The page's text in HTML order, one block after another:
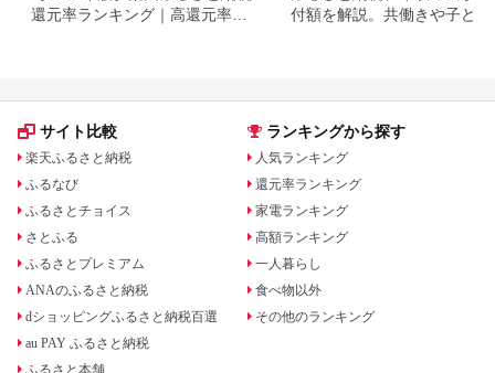
還元率ランキング｜高還元率返
付額を解説。共働きや子ども
サイト比較
楽天ふるさと納税
ふるなび
ふるさとチョイス
さとふる
ふるさとプレミアム
ANAのふるさと納税
dショッピングふるさと納税百選
au PAY ふるさと納税
ふるさと本舗
ランキングから探す
人気ランキング
還元率ランキング
家電ランキング
高額ランキング
一人暮らし
食べ物以外
その他のランキング